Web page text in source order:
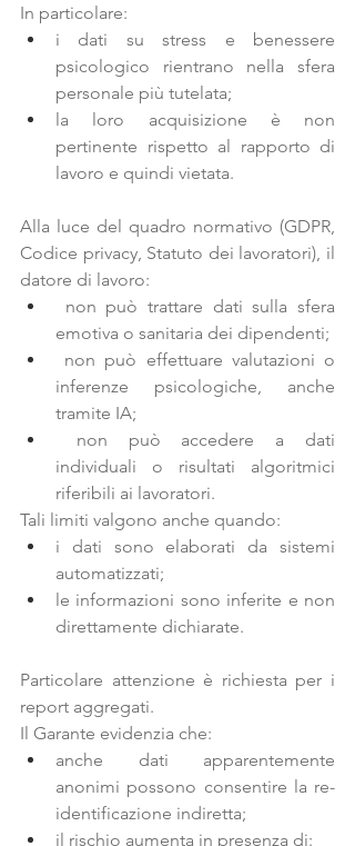
In particolare:
i dati su stress e benessere
psicologico rientrano nella sfera
personale più tutelata;
la loro acquisizione è non
pertinente rispetto al rapporto di
lavoro e quindi vietata.
Alla luce del quadro normativo (GDPR,
Codice privacy, Statuto dei lavoratori), il
datore di lavoro:
non può trattare dati sulla sfera
emotiva o sanitaria dei dipendenti;
non può effettuare valutazioni o
inferenze psicologiche, anche
tramite IA;
non può accedere a dati
individuali o risultati algoritmici
riferibili ai lavoratori.
Tali limiti valgono anche quando:
i dati sono elaborati da sistemi
automatizzati;
le informazioni sono inferite e non
direttamente dichiarate.
report aggregati.
Il Garante evidenzia che:
anche dati apparentemente
anonimi possono consentire la re-
identificazione indiretta;
il rischio aumenta in presenza di: